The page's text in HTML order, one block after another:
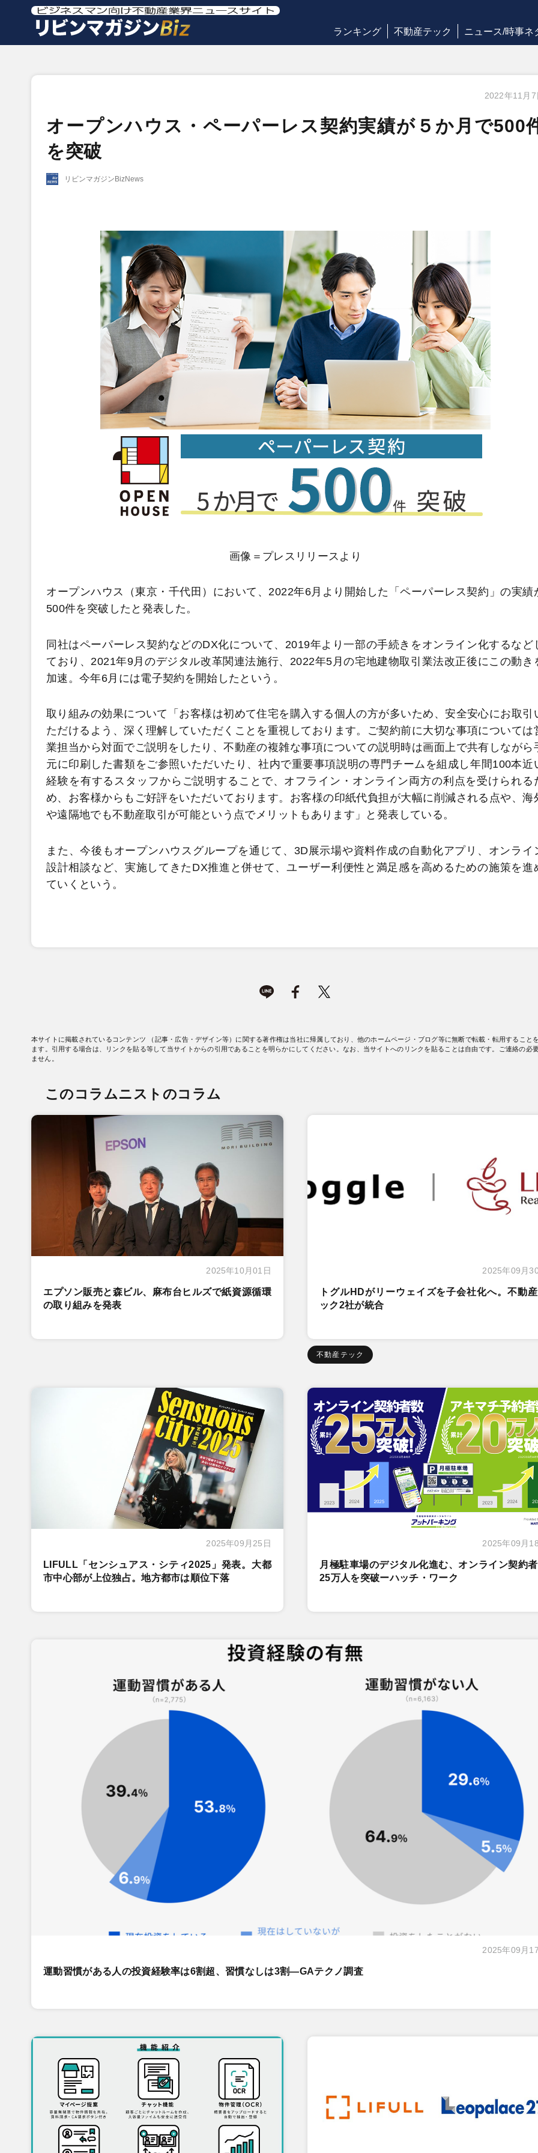
ランキング 不動産テック ニュース/時事ネ
2022年11月7
オープンハウス・ペーパーレス契約実績が５か月で500
を突破
リビンマガジンBizNews
画像＝プレスリリースより
オープンハウス（東京・千代田）において、2022年6月より開始した「ペーパーレス契約」の実績
500件を突破したと発表した。
同社はペーパーレス契約などのDX化について、2019年より一部の手続きをオンライン化するなど
ており、2021年9月のデジタル改革関連法施行、2022年5月の宅地建物取引業法改正後にこの動き
加速。今年6月には電子契約を開始したという。
取り組みの効果について「お客様は初めて住宅を購入する個人の方が多いため、安全安心にお取引
ただけるよう、深く理解していただくことを重視しております。ご契約前に大切な事項については
業担当から対面でご説明をしたり、不動産の複雑な事項についての説明時は画面上で共有しながら
元に印刷した書類をご参照いただいたり、社内で重要事項説明の専門チームを組成し年間100本近
経験を有するスタッフからご説明することで、オフライン・オンライン両方の利点を受けられる
め、お客様からもご好評をいただいております。お客様の印紙代負担が大幅に削減される点や、海
や遠隔地でも不動産取引が可能という点でメリットもあります」と発表している。
また、今後もオープンハウスグループを通じて、3D展示場や資料作成の自動化アプリ、オンライ
設計相談など、実施してきたDX推進と併せて、ユーザー利便性と満足感を高めるための施策を進
ていくという。
本サイトに掲載されているコンテンツ （記事・広告・デザイン等）に関する著作権は当社に帰属しており、他のホームページ・ブログ等に無断で転載・転用すること
ます。引用する場合は、リンクを貼る等して当サイトからの引用であることを明らかにしてください。なお、当サイトへのリンクを貼ることは自由です。ご連絡の必
ません。
このコラムニストのコラム
2025年10月01日
エプソン販売と森ビル、麻布台ヒルズで紙資源循環
の取り組みを発表
2025年09月
トグルHDがリーウェイズを子会社化へ。不動
ック2社が統合
不動産テック
2025年09月25日
LIFULL「センシュアス・シティ2025」発表。大都
市中心部が上位独占。地方都市は順位下落
2025年09月
月極駐車場のデジタル化進む、オンライン契約
25万人を突破ーハッチ・ワーク
2025年09月
運動習慣がある人の投資経験率は6割超、習慣なしは3割―GAテクノ調査